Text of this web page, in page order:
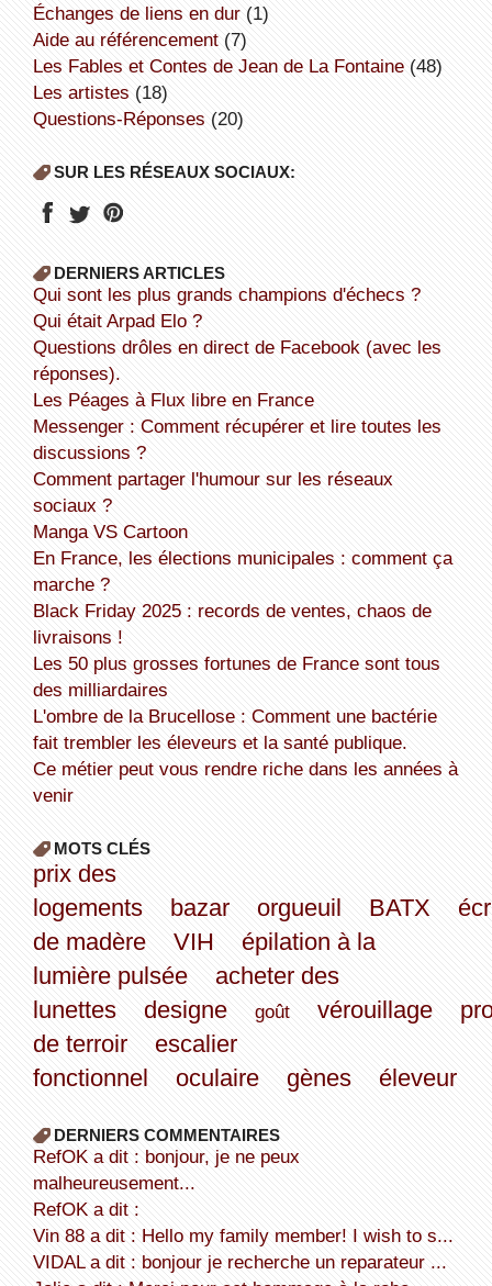
échanges de liens en dur(1)
aide au référencement(7)
Les Fables et Contes de Jean de La Fontaine(48)
Les artistes (18)
Questions-Réponses (20)
SUR LES RÉSEAUX SOCIAUX:
DERNIERS ARTICLES
Qui sont les plus grands champions d'échecs ?
Qui était Arpad Elo ?
Questions drôles en direct de Facebook (avec les
réponses).
Les Péages à Flux libre en France
Messenger : Comment récupérer et lire toutes les
discussions ?
Comment partager l'humour sur les réseaux
sociaux ?
Manga VS Cartoon
En France, les élections municipales : comment ça
marche ?
Black Friday 2025 : records de ventes, chaos de
livraisons !
Les 50 plus grosses fortunes de France sont tous
des milliardaires
L'ombre de la Brucellose : Comment une bactérie
fait trembler les éleveurs et la santé publique.
Ce métier peut vous rendre riche dans les années à
venir
MOTS CLÉS
prix des
logements
bazar orgueuil BATX
de madère
VIH
épilation à la
lumière pulsée
acheter des
lunettes
designe goût vérouillage
de terroir
escalier
fonctionnel
oculaire gènes éleveur
DERNIERS COMMENTAIRES
refOK a dit : bonjour, je ne peux
malheureusement...
refOK a dit :
Vin 88 a dit : Hello my family member! I wish to s...
VIDAL a dit : bonjour je recherche un reparateur ...